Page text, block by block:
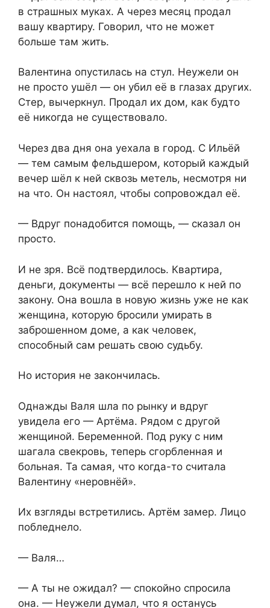
в страшных муках. А через месяц продал
вашу квартиру. Говорил, что не может
больше там жить.
Валентина опустилась на стул. Неужели он
не просто ушёл — он убил её в глазах других.
Стер, вычеркнул. Продал их дом, как будто
её никогда не существовало.
Через два дня она уехала в город. С Ильёй
— тем самым фельдшером, который каждый
вечер шёл к ней сквозь метель, несмотря ни
на что. Он настоял, чтобы сопровождал её.
— Вдруг понадобится помощь, — сказал он
просто.
И не зря. Всё подтвердилось. Квартира,
деньги, документы — всё перешло к ней по
закону. Она вошла в новую жизнь уже не как
женщина, которую бросили умирать в
заброшенном доме, а как человек,
способный сам решать свою судьбу.
Но история не закончилась.
Однажды Валя шла по рынку и вдруг
увидела его — Артёма. Рядом с другой
женщиной. Беременной. Под руку с ним
шагала свекровь, теперь сгорбленная и
больная. Та самая, что когда-то считала
Валентину «неровнёй».
Их взгляды встретились. Артём замер. Лицо
побледнело.
— Валя…
— А ты не ожидал? — спокойно спросила
она. — Неужели думал, что я останусь